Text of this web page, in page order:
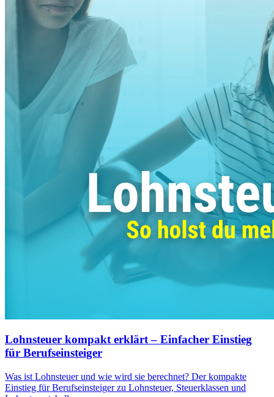
Lohnsteuer kompakt erklärt – Einfacher Einstieg
für Berufseinsteiger
Was ist Lohnsteuer und wie wird sie berechnet? Der kompakte
Einstieg für Berufseinsteiger zu Lohnsteuer, Steuerklassen und